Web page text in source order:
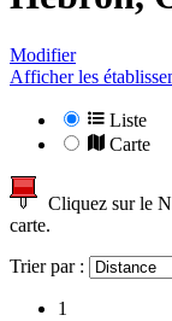
Modifier
Afficher les
Liste
Carte
Cliquez sur le
carte.
Trier par :
1